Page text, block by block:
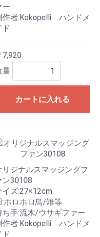
ー
作者:Kokopelli ハンドメ
ド
7,920
量
カートに入れる
リジナルスマッジングフ
ン30108
イズ:27×12cm
:ホロホロ鳥/雉等
ち手:流木/ウサギファー
作者:Kokopelli ハンドメ
ド